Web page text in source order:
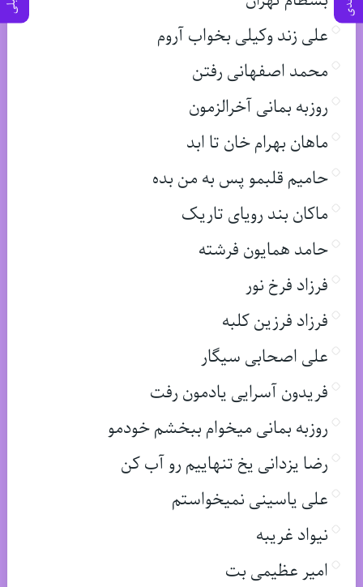
علی زند وکیلی بخواب آروم
محمد اصفهانی رفتن
روزبه بمانی آخرالزمون
ماهان بهرام خان تا ابد
حامیم قلبمو پس به من بده
ماکان بند رویای تاریک
حامد همایون فرشته
فرزاد فرخ نور
فرزاد فرزین کلبه
علی اصحابی سیگار
فریدون آسرایی یادمون رفت
روزبه بمانی میخوام ببخشم خودمو
رضا یزدانی یخ تنهاییم رو آب کن
علی یاسینی نمیخواستم
نیواد غریبه
امیر عظیمی بت